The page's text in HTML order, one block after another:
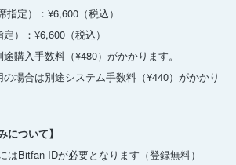
指定）：¥6,600（税込）
）：¥6,600（税込）
購入手数料（¥480）がかかります。
場合は別途システム手数料（¥440）がかかり
について】
はBitfan IDが必要となります（登録無料）